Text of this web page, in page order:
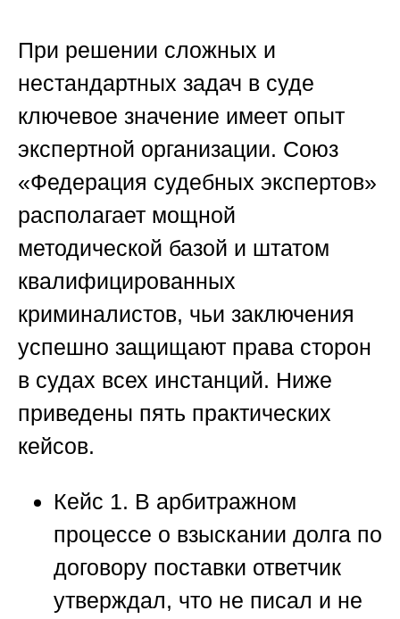
При решении сложных и
нестандартных задач в суде
ключевое значение имеет опыт
экспертной организации. Союз
«Федерация судебных экспертов»
располагает мощной
методической базой и штатом
квалифицированных
криминалистов, чьи заключения
успешно защищают права сторон
в судах всех инстанций. Ниже
приведены пять практических
кейсов.
Кейс 1. В арбитражном
процессе о взыскании долга по
договору поставки ответчик
утверждал, что не писал и не